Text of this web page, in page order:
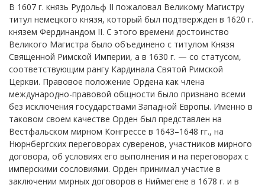
В 1607 г. князь Рудольф II пожаловал Великому Магистру
титул немецкого князя, который был подтвержден в 1620 г.
князем Фердинандом II. С этого времени достоинство
Великого Магистра было объединено с титулом Князя
Священной Римской Империи, а в 1630 г. — со статусом,
соответствующим рангу Кардинала Святой Римской
Церкви. Правовое положение Ордена как члена
международно-правовой общности было признано всеми
без исключения государствами Западной Европы. Именно в
таковом своем качестве Орден был представлен на
Вестфальском мирном Конгрессе в 1643–1648 гг., на
Нюрнбергских переговорах суверенов, участников мирного
договора, об условиях его выполнения и на переговорах с
имперскими сословиями. Орден принимал участие в
заключении мирных договоров в Ниймегене в 1678 г. и в